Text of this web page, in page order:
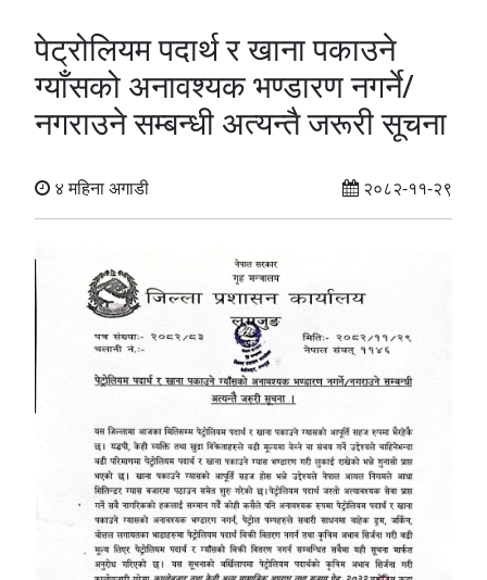
पेट्रोलियम पदार्थ र खाना पकाउने
ग्याँसको अनावश्यक भण्डारण नगर्ने/
नगराउने सम्बन्धी अत्यन्तै जरूरी सूचना
४ महिना अगाडी २०८२-११-२९